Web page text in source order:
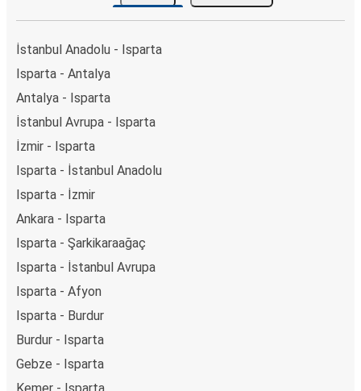
İstanbul Anadolu - Isparta
Isparta - Antalya
Antalya - Isparta
İstanbul Avrupa - Isparta
İzmir - Isparta
Isparta - İstanbul Anadolu
Isparta - İzmir
Ankara - Isparta
Isparta - Şarkikaraağaç
Isparta - İstanbul Avrupa
Isparta - Afyon
Isparta - Burdur
Burdur - Isparta
Gebze - Isparta
Kemer - Isparta